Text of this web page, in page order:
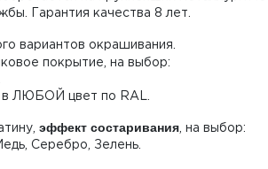
Гарантия качества 8 лет.
вариантов окрашивания.
покрытие, на выбор:
в ЛЮБОЙ цвет по RAL.
эффект состаривания , на выбор:
Серебро, Зелень.